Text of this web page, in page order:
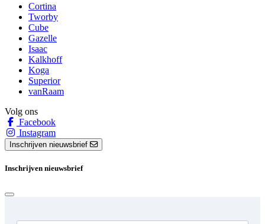
Cortina
Tworby
Cube
Gazelle
Isaac
Kalkhoff
Koga
Superior
vanRaam
Volg ons
Facebook
Instagram
Inschrijven nieuwsbrief
Inschrijven nieuwsbrief